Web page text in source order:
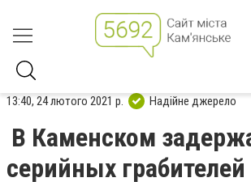
13:40, 24 лютого 2021 р. Надійне джерело
В Каменском
серийных грабителей